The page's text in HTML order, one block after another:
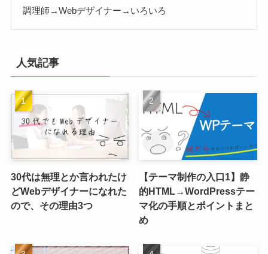
調理師→Webデザイナー→いろいろ
人気記事
30代は無理とか言われたけ
どWebデザイナーになれた
ので、その理由3つ
【テーマ制作の入口1】静
的HTML→WordPressテー
マ化の手順とポイントまと
め